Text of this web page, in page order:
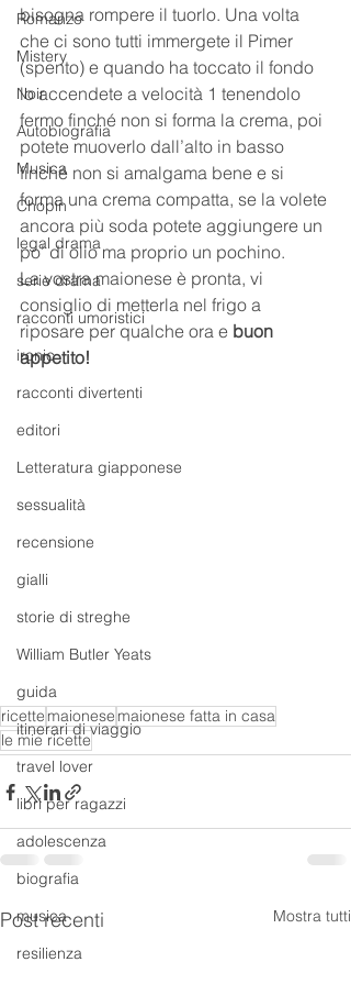
Romanzo
Mistery
Noir
Autobiografia
Musica
Chopin
legal drama
serie drama
racconti umoristici
ironic
racconti divertenti
editori
Letteratura giapponese
sessualità
recensione
gialli
storie di streghe
William Butler Yeats
guida
itinerari di viaggio
travel lover
libri per ragazzi
adolescenza
biografia
musica
resilienza
bisogna rompere il tuorlo. Una volta
che ci sono tutti immergete il Pimer
(spento) e quando ha toccato il fondo
lo accendete a velocità 1 tenendolo
fermo finché non si forma la crema, poi
potete muoverlo dall’alto in basso
finché non si amalgama bene e si
forma una crema compatta, se la volete
ancora più soda potete aggiungere un
po’ di olio ma proprio un pochino.
La vostra maionese è pronta, vi
consiglio di metterla nel frigo a
riposare per qualche ora e buon
appetito!
ricette maionese maionese fatta in casa
le mie ricette
Post recenti Mostra tutti